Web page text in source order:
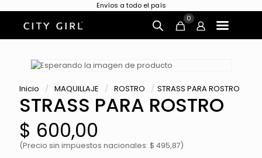
Envíos a todo el país
0
Inicio / MAQUILLAJE / ROSTRO / STRASS PARA ROSTRO
STRASS PARA ROSTRO
$ 600,00
(Precio sin impuestos nacionales: $ 495,87)